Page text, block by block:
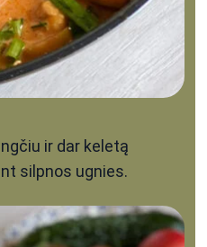
ir dar keletą
silpnos ugnies.